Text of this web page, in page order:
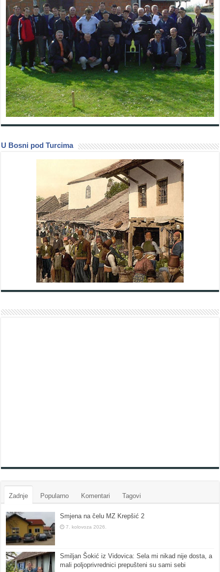
U Bosni pod Turcima
Zadnje Popularno Komentari Tagovi
Smjena na čelu MZ Krepšić 2
7. kolovoza 2026.
Smiljan Šokić iz Vidovica: Sela mi nikad nije dosta, a
mali poljoprivrednici prepušteni su sami sebi